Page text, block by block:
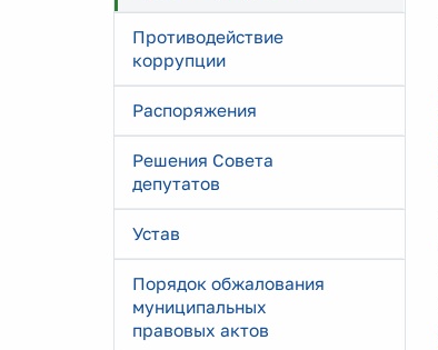
Противодействие
коррупции
Распоряжения
Решения Совета
депутатов
Устав
Порядок обжалования
муниципальных
правовых актов